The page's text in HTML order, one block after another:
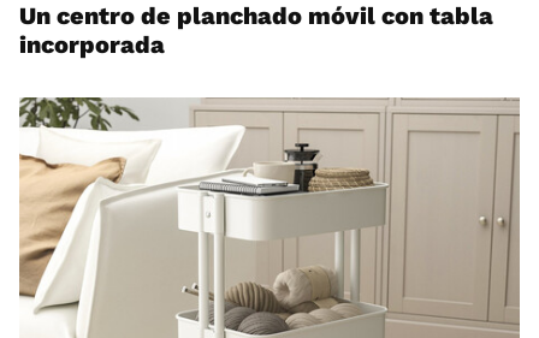
Un centro de planchado móvil con tabla
incorporada